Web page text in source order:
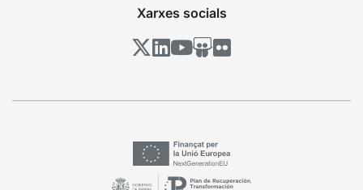
Xarxes socials